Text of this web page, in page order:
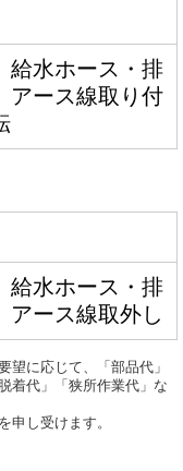
給水ホース・排
アース線取り付
給水ホース・排
アース線取外し
に応じて、「部品代」
着代」「狭所作業代」な
申し受けます。